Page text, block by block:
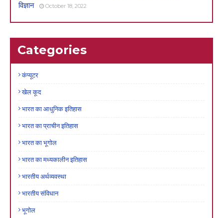
विज्ञान
October 18, 2022
Categories
कंप्यूटर
खेल कूद
भारत का आधुनिक इतिहास
भारत का प्राचीन इतिहास
भारत का भूगोल
भारत का मध्यकालीन इतिहास
भारतीय अर्थव्यवस्था
भारतीय संविधान
भूगोल